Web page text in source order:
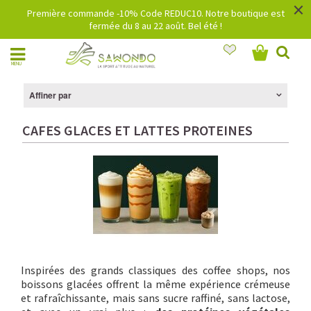
Première commande -10% Code REDUC10. Notre boutique est
fermée du 8 au 22 août. Bel été !
×
MENU
Affiner par
CAFES GLACES ET LATTES PROTEINES
Inspirées des grands classiques des coffee shops, nos
boissons glacées offrent la même expérience crémeuse
et rafraîchissante, mais sans sucre raffiné, sans lactose,